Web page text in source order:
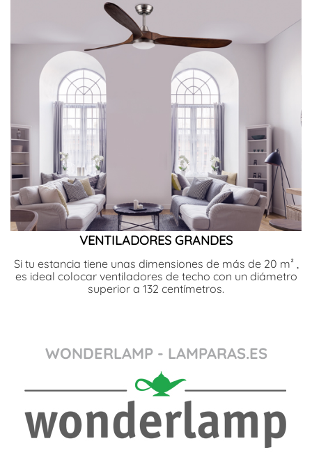
VENTILADORES GRANDES
Si tu estancia tiene unas dimensiones de más de 20 m² ,
es ideal colocar ventiladores de techo con un diámetro
superior a 132 centímetros.
WONDERLAMP - LAMPARAS.ES